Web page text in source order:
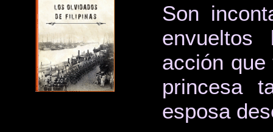
Son
envueltos
acción
princesa
esposa